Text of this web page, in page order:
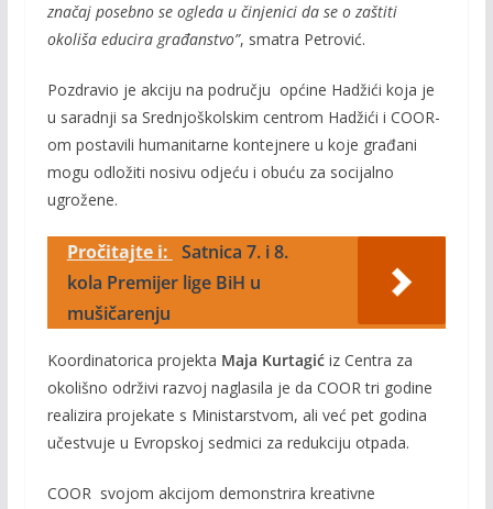
značaj posebno se ogleda u činjenici da se o zaštiti
okoliša educira građanstvo”, smatra Petrović.
Pozdravio je akciju na području općine Hadžići koja je
u saradnji sa Srednjoškolskim centrom Hadžići i COOR-
om postavili humanitarne kontejnere u koje građani
mogu odložiti nosivu odjeću i obuću za socijalno
ugrožene.
Pročitajte i: Satnica 7. i 8.
kola Premijer lige BiH u
mušičarenju
Koordinatorica projekta Maja Kurtagićiz Centra za
okolišno održivi razvoj naglasila je da COOR tri godine
realizira projekate s Ministarstvom, ali već pet godina
učestvuje u Evropskoj sedmici za redukciju otpada.
COOR svojom akcijom demonstrira kreativne